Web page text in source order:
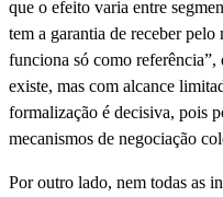
que o efeito varia entre
tem a garantia de receber
funciona só como
existe, mas com alcance
formalização é decisiva, pois
mecanismos de negociação
Por outro lado, nem todas as